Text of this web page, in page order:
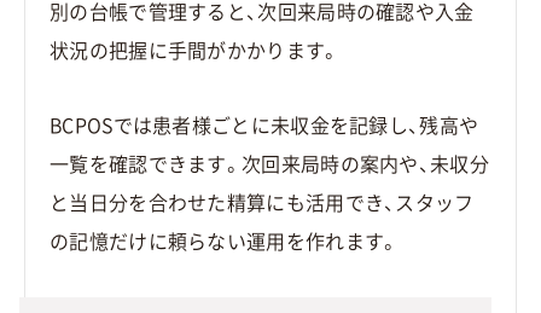
別の台帳で管理すると、次回来局時の確認や入金
状況の把握に手間がかかります。
BCPOSでは患者様ごとに未収金を記録し、残高や
一覧を確認できます。次回来局時の案内や、未収分
と当日分を合わせた精算にも活用でき、スタッフ
の記憶だけに頼らない運用を作れます。